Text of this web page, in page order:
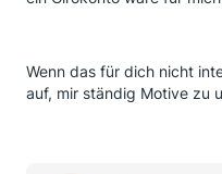
Wenn das für dich nicht
auf, mir ständig Motive zu